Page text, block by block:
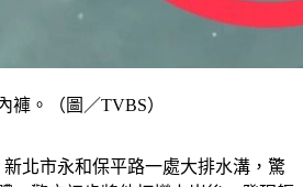
褲。（圖／TVBS）
北市永和保平路一處大排水溝，驚